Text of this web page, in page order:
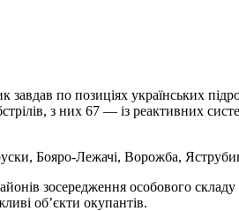
по позиціях українських
з них 67 — із реактивних
Бояро-Лежачі, Ворожба,
зосередження особового
об’єкти окупантів.